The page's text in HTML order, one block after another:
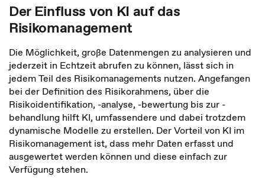
Der Einfluss von KI auf das
Risikomanagement
Die Möglichkeit, große Datenmengen zu analysieren und
jederzeit in Echtzeit abrufen zu können, lässt sich in
jedem Teil des Risikomanagements nutzen. Angefangen
bei der Definition des Risikorahmens, über die
Risikoidentifikation, -analyse, -bewertung bis zur -
behandlung hilft KI, umfassendere und dabei trotzdem
dynamische Modelle zu erstellen. Der Vorteil von KI im
Risikomanagement ist, dass mehr Daten erfasst und
ausgewertet werden können und diese einfach zur
Verfügung stehen.